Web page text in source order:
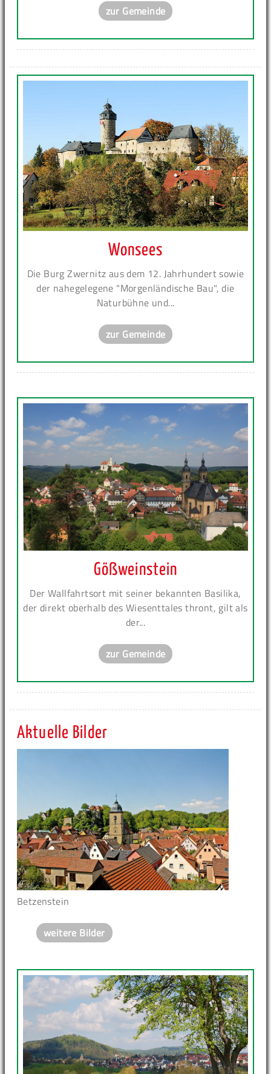
zur Gemeinde
Wonsees
Die Burg Zwernitz aus dem 12. Jahrhundert sowie
der nahegelegene "Morgenländische Bau", die
Naturbühne und...
zur Gemeinde
Gößweinstein
Der Wallfahrtsort mit seiner bekannten Basilika,
der direkt oberhalb des Wiesenttales thront, gilt als
der...
zur Gemeinde
Aktuelle Bilder
Betzenstein
weitere Bilder